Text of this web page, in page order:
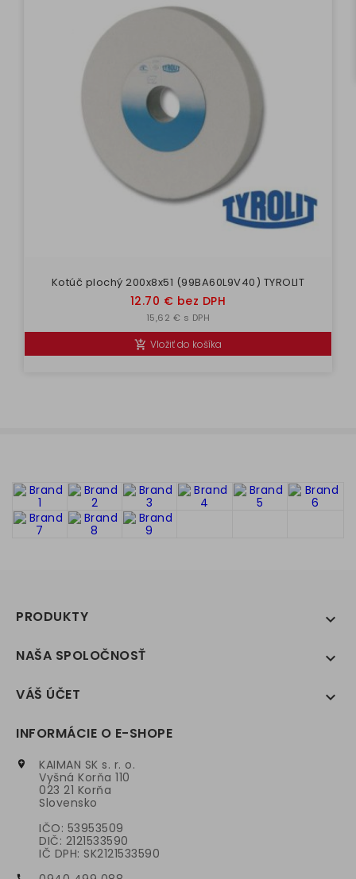
Kotúč plochý 200x8x51 (99BA60L9V40) TYROLIT
Cena
12.70 € bez DPH
15,62 € s DPH
 Vložiť do košíka
PRODUKTY 
NAŠA SPOLOČNOSŤ 
VÁŠ ÚČET 
INFORMÁCIE O E-SHOPE

KAIMAN SK s. r. o.
Vyšná Korňa 110
023 21 Korňa
Slovensko
IČO: 53953509
DIČ: 2121533590
IČ DPH: SK2121533590